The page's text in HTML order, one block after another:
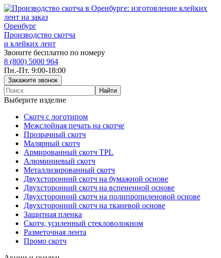
Оренбург
Производство скотча
и клейких лент
Звоните бесплатно по номеру
8 (800) 5000 964
Пн.-Пт. 9:00-18:00
Выберите изделие
Скотч с логотипом
Межслойная печать на скотче
Прозрачный скотч
Малярный скотч
Армированный скотч TPL
Алюминиевый скотч
Металлизированный скотч
Двухсторонний скотч на бумажной основе
Двухсторонний скотч на вспененной основе
Двухсторонний скотч на полипропиленовой основе
Двухсторонний скотч на тканевой основе
Защитная пленка
Скотч, усиленный стекловолокном
Разметочная лента
Промо скотч